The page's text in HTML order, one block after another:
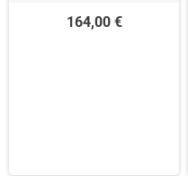
164,00 €